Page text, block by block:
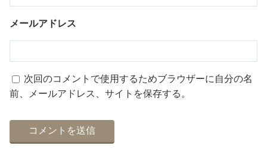
メールアドレス
次回のコメントで使用するためブラウザーに自分の名
前、メールアドレス、サイトを保存する。